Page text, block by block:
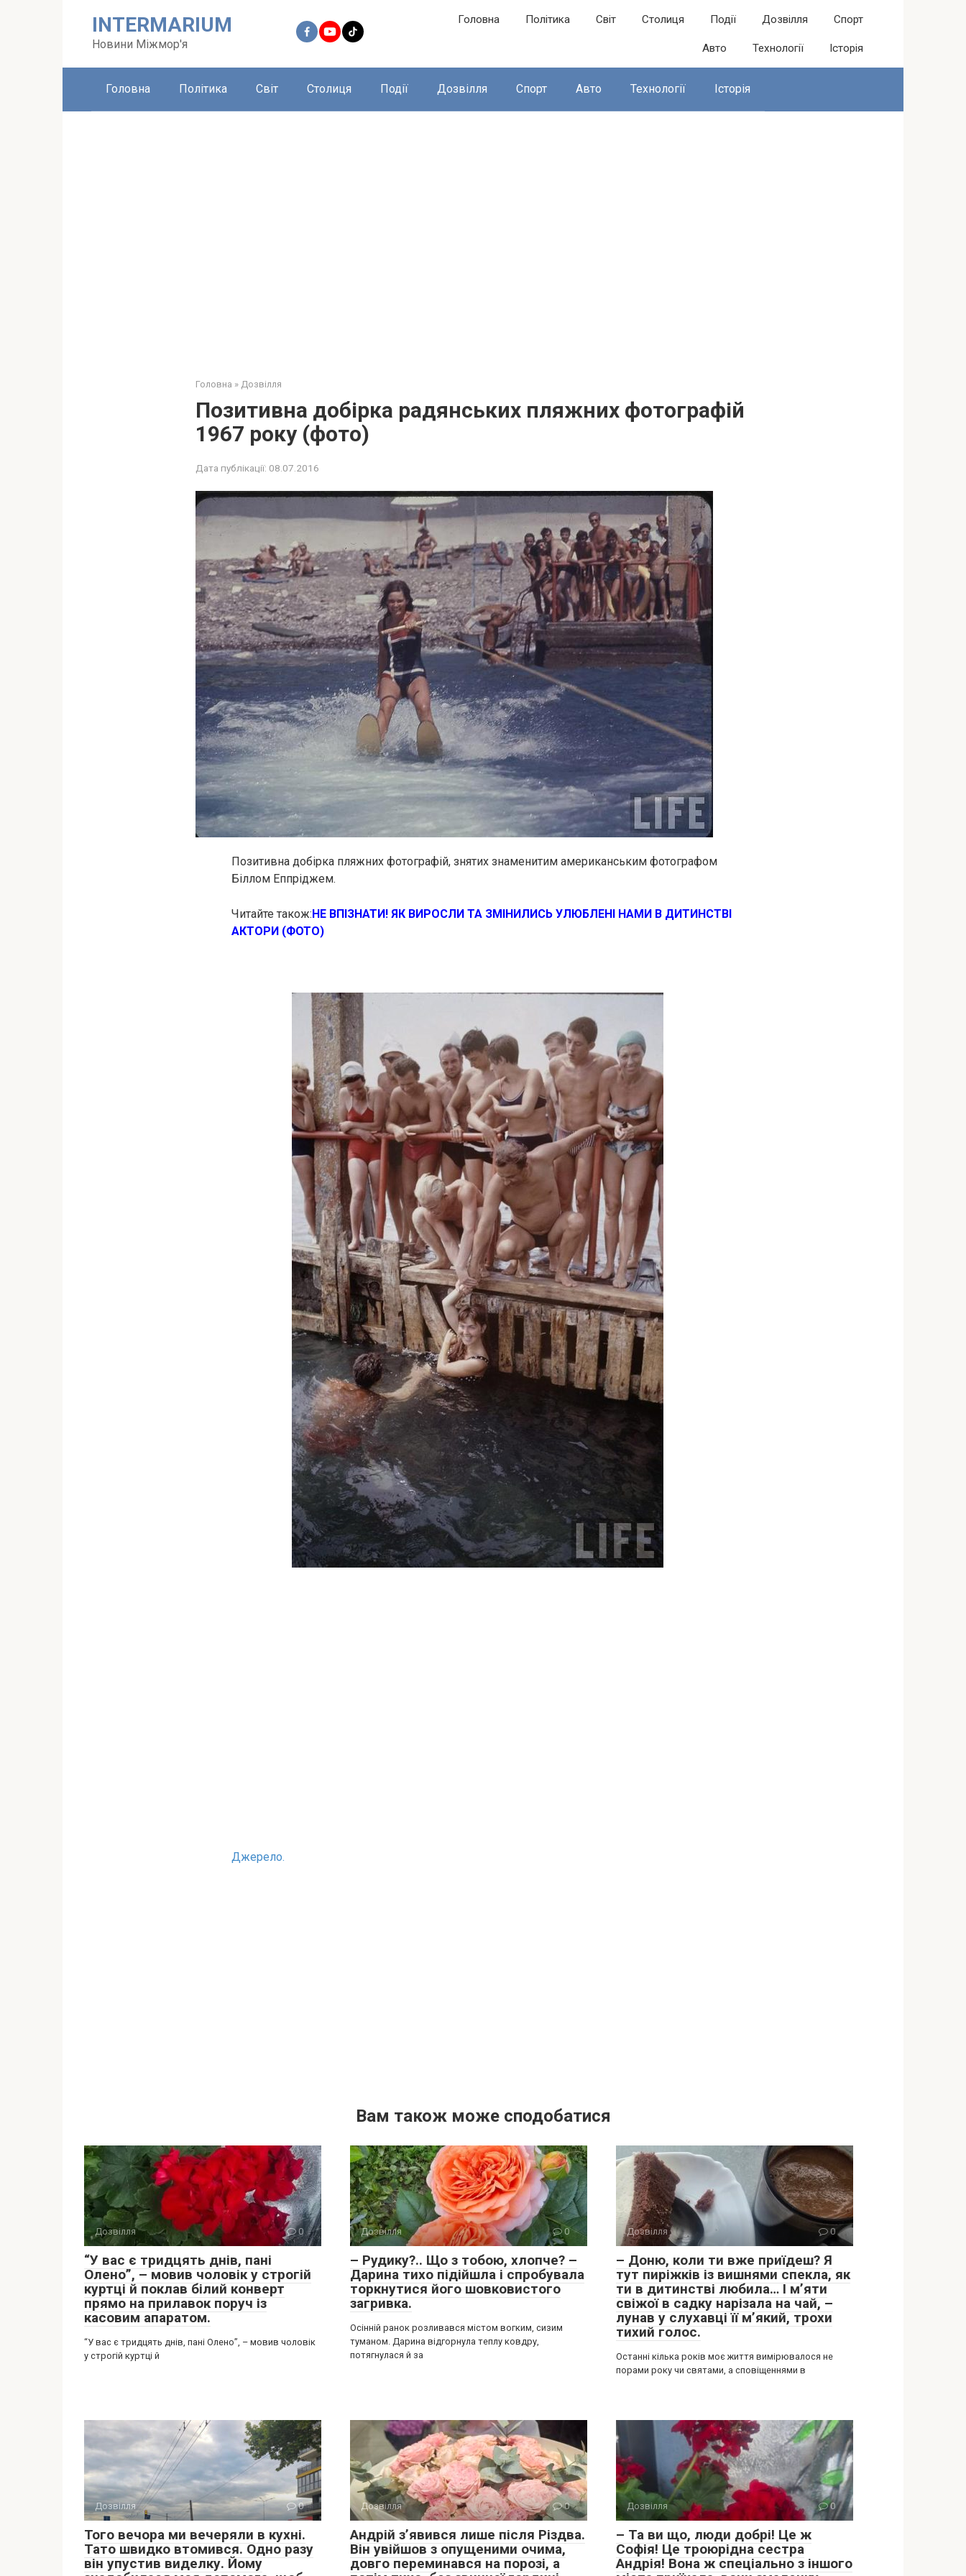
INTERMARIUM
Новини Міжмор'я
Головна Політика Світ Столиця Події Дозвілля Спорт
Авто Технології Історія
Головна Політика Світ Столиця Події Дозвілля Спорт Авто Технології Історія
Головна » Дозвілля
Позитивна добірка радянських пляжних фотографій
1967 року (фото)
Дата публікації: 08.07.2016
Позитивна добірка пляжних фотографій, знятих знаменитим американським фотографом
Біллом Еппріджем.
Читайте також:НЕ ВПІЗНАТИ! ЯК ВИРОСЛИ ТА ЗМІНИЛИСЬ УЛЮБЛЕНІ НАМИ В ДИТИНСТВІ
АКТОРИ (ФОТО)
Джерело.
Вам також може сподобатися
Дозвілля 0
“У вас є тридцять днів, пані
Олено”, – мовив чоловік у строгій
куртці й поклав білий конверт
прямо на прилавок поруч із
касовим апаратом.
“У вас є тридцять днів, пані Олено”, – мовив чоловік
у строгій куртці й
Дозвілля 0
– Рудику?.. Що з тобою, хлопче? –
Дарина тихо підійшла і спробувала
торкнутися його шовковистого
загривка.
Осінній ранок розливався містом вогким, сизим
туманом. Дарина відгорнула теплу ковдру,
потягнулася й за
Дозвілля 0
– Доню, коли ти вже приїдеш? Я
тут пиріжків із вишнями спекла, як
ти в дитинстві любила… І м’яти
свіжої в садку нарізала на чай, –
лунав у слухавці її м’який, трохи
тихий голос.
Останні кілька років моє життя вимірювалося не
порами року чи святами, а сповіщеннями в
Дозвілля 0
Того вечора ми вечеряли в кухні.
Тато швидко втомився. Одно разу
він упустив виделку. Йому
Дозвілля 0
Андрій з’явився лише після Різдва.
Він увійшов з опущеними очима,
довго переминався на порозі, а
Дозвілля 0
– Та ви що, люди добрі! Це ж
Софія! Це троюрідна сестра
Андрія! Вона ж спеціально з іншого